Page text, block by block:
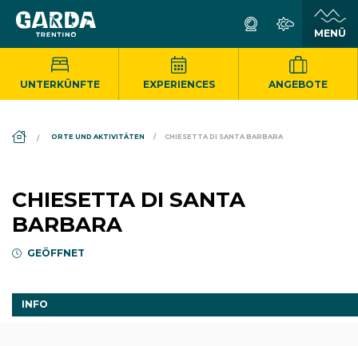
UNTERKÜNFTE EXPERIENCES ANGEBOTE
ORTE UND AKTIVITÄTEN CHIESETTA DI SANTA BARBARA
CHIESETTA DI SANTA
BARBARA
GEÖFFNET
INFO